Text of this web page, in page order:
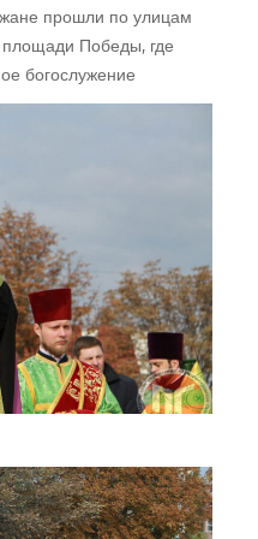
прошли по улицам
Победы, где
богослужение